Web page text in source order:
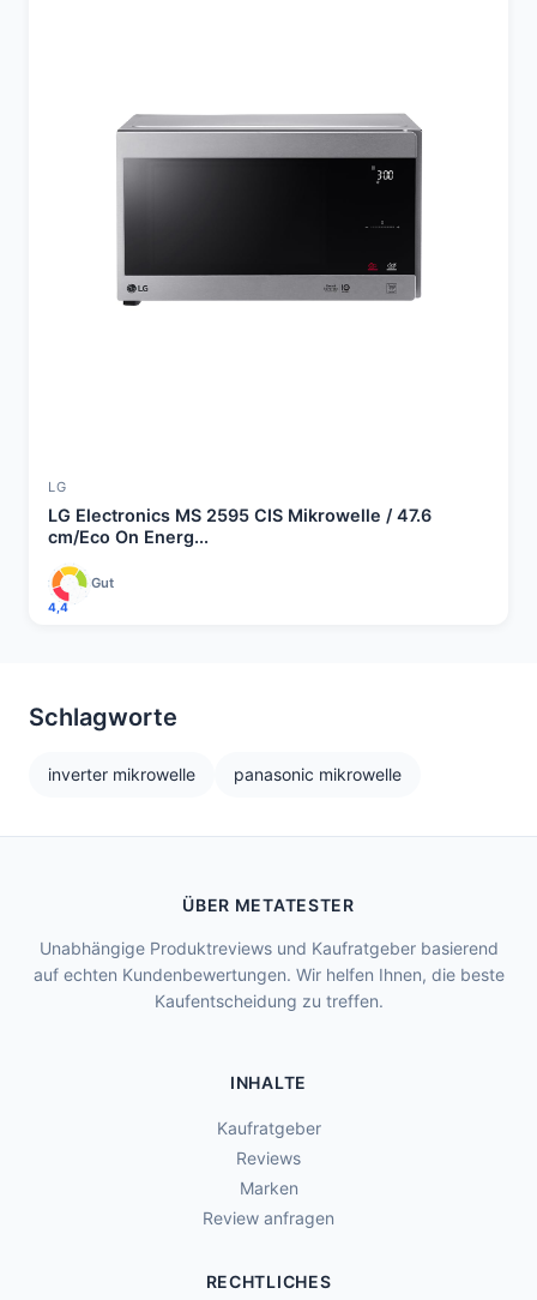
LG
LG Electronics MS 2595 CIS Mikrowelle / 47.6
cm/Eco On Energ...
4,4
Gut
Schlagworte
inverter mikrowelle panasonic mikrowelle
ÜBER METATESTER
Unabhängige Produktreviews und Kaufratgeber basierend
auf echten Kundenbewertungen. Wir helfen Ihnen, die beste
Kaufentscheidung zu treffen.
INHALTE
Kaufratgeber
Reviews
Marken
Review anfragen
RECHTLICHES